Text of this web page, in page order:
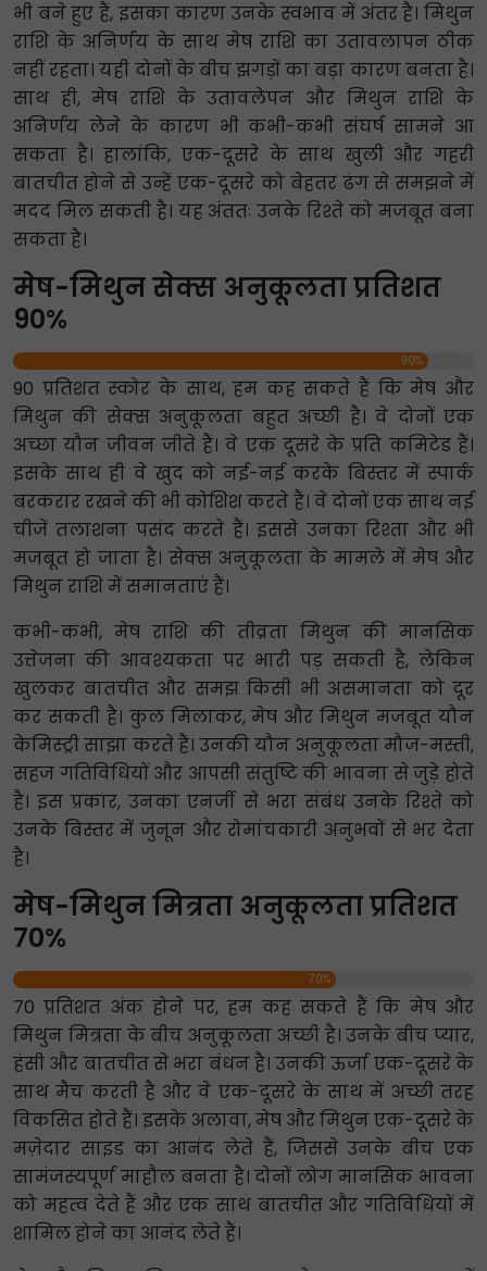
भी बने हुए हैं, इसका कारण उनके स्वभाव में अंतर है। मिथुन
राशि के अनिर्णय के साथ मेष राशि का उतावलापन ठीक
नहीं रहता। यही दोनों के बीच झगड़ों का बड़ा कारण बनता है।
साथ ही, मेष राशि के उतावलेपन और मिथुन राशि के
अनिर्णय लेने के कारण भी कभी-कभी संघर्ष सामने आ
सकता है। हालांकि, एक-दूसरे के साथ खुली और गहरी
बातचीत होने से उन्हें एक-दूसरे को बेहतर ढंग से समझने में
मदद मिल सकती है। यह अंततः उनके रिश्ते को मजबूत बना
सकता है।
मेष-मिथुन सेक्स अनुकूलता प्रतिशत
90%
90%
90 प्रतिशत स्कोर के साथ, हम कह सकते हैं कि मेष और
मिथुन की सेक्स अनुकूलता बहुत अच्छी है। वे दोनों एक
अच्छा यौन जीवन जीते हैं। वे एक दूसरे के प्रति कमिटेड हैं।
इसके साथ ही वे खुद को नई-नई करके बिस्तर में स्पार्क
बरकरार रखने की भी कोशिश करते हैं। वे दोनों एक साथ नई
चीजें तलाशना पसंद करते हैं। इससे उनका रिश्ता और भी
मजबूत हो जाता है। सेक्स अनुकूलता के मामले में मेष और
मिथुन राशि में समानताएं हैं।
कभी-कभी, मेष राशि की तीव्रता मिथुन की मानसिक
उत्तेजना की आवश्यकता पर भारी पड़ सकती है, लेकिन
खुलकर बातचीत और समझ किसी भी असमानता को दूर
कर सकती है। कुल मिलाकर, मेष और मिथुन मजबूत यौन
केमिस्ट्री साझा करते हैं। उनकी यौन अनुकूलता मौज-मस्ती,
सहज गतिविधियों और आपसी संतुष्टि की भावना से जुड़े होते
है। इस प्रकार, उनका एनर्जी से भरा संबंध उनके रिश्ते को
उनके बिस्तर में जुनून और रोमांचकारी अनुभवों से भर देता
है।
मेष-मिथुन मित्रता अनुकूलता प्रतिशत
70%
70%
70 प्रतिशत अंक होने पर, हम कह सकते हैं कि मेष और
मिथुन मित्रता के बीच अनुकूलता अच्छी है। उनके बीच प्यार,
हंसी और बातचीत से भरा बंधन है। उनकी ऊर्जा एक-दूसरे के
साथ मैच करती है और वे एक-दूसरे के साथ में अच्छी तरह
विकसित होते हैं। इसके अलावा, मेष और मिथुन एक-दूसरे के
मज़ेदार साइड का आनंद लेते हैं, जिससे उनके बीच एक
सामंजस्यपूर्ण माहौल बनता है। दोनों लोग मानसिक भावना
को महत्व देते हैं और एक साथ बातचीत और गतिविधियों में
शामिल होने का आनंद लेते हैं।